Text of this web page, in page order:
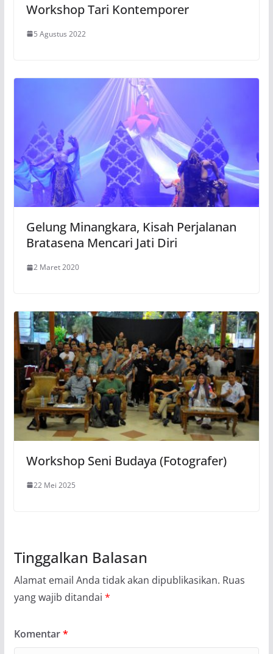
Workshop Tari Kontemporer
5 Agustus 2022
Gelung Minangkara, Kisah Perjalanan
Bratasena Mencari Jati Diri
2 Maret 2020
Workshop Seni Budaya (Fotografer)
22 Mei 2025
Tinggalkan Balasan
Alamat email Anda tidak akan dipublikasikan. Ruas
yang wajib ditandai *
Komentar*